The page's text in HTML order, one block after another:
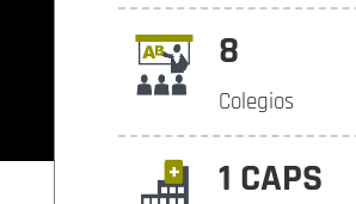
8
Colegios
1 CAPS